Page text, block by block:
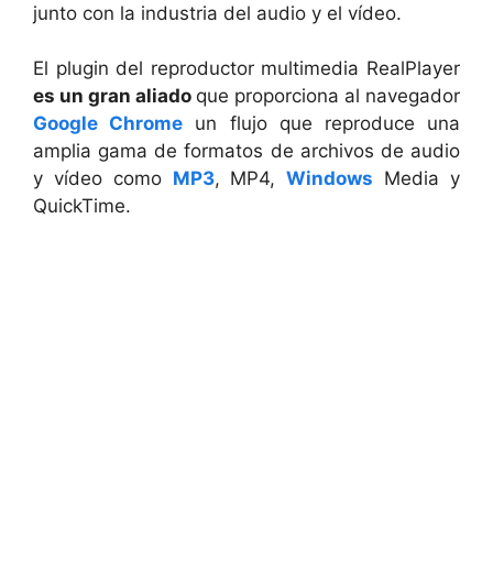
junto con la industria del audio y el vídeo.
El plugin del reproductor multimedia RealPlayer
es un gran aliado que proporciona al navegador
Google Chrome un flujo que reproduce una
amplia gama de formatos de archivos de audio
y vídeo como MP3, MP4,Windows Media y
QuickTime.